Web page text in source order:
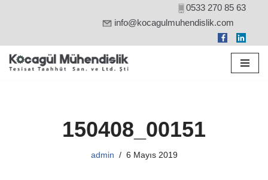
0533 270 85 63
info@kocagulmuhendislik.com
150408_00151
admin 6 Mayıs 2019